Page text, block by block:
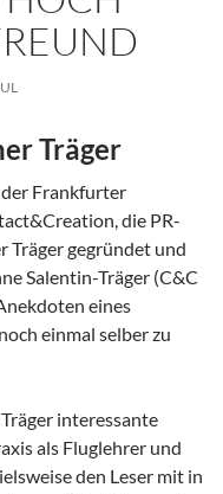
Träger
Frankfurter
die PR-
Träger gegründet und
Salentin-Träger (C&C
eines
einmal selber zu
interessante
als Fluglehrer und
den Leser mit in